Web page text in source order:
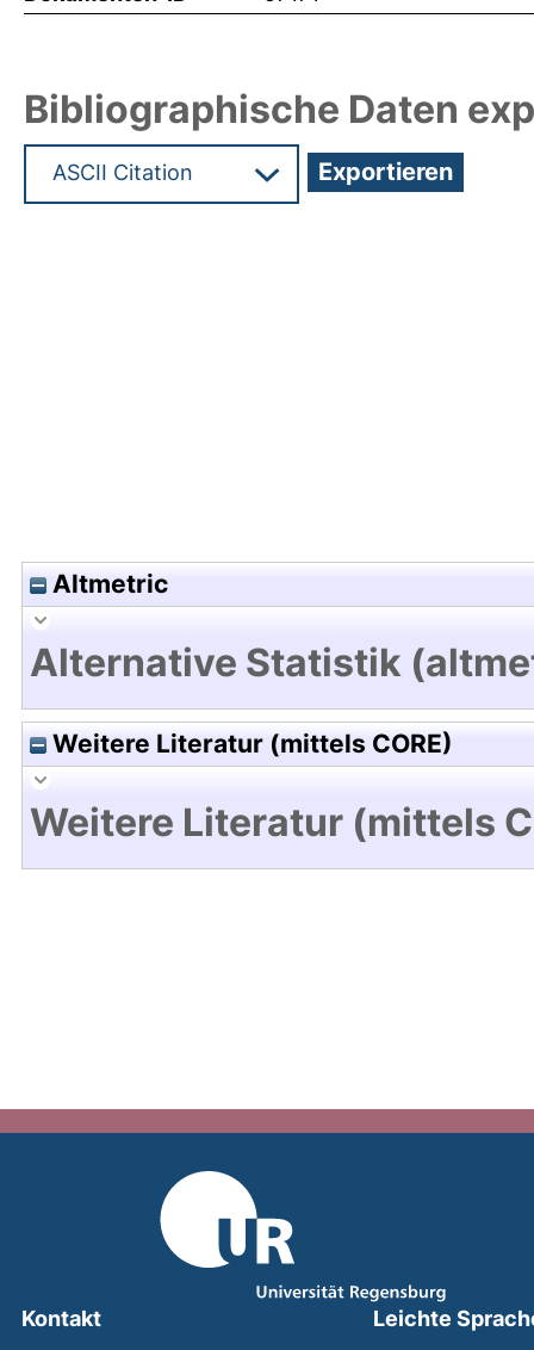
Bibliographische Daten
Altmetric
Alternative Statistik
Weitere Literatur (mittels CORE)
Weitere Literatur (mittels
Kontakt
Leichte